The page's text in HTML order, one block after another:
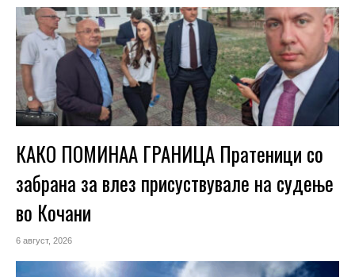
КАКО ПОМИНАА ГРАНИЦА Пратеници со
забрана за влез присуствувале на судење
во Кочани
6 август, 2026